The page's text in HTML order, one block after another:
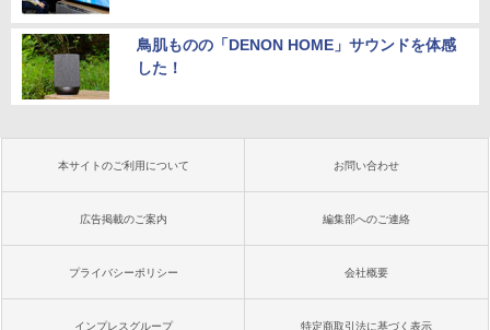
鳥肌ものの「DENON HOME」サウンドを体感
した！
本サイトのご利用について お問い合わせ
広告掲載のご案内 編集部へのご連絡
プライバシーポリシー 会社概要
インプレスグループ 特定商取引法に基づく表示